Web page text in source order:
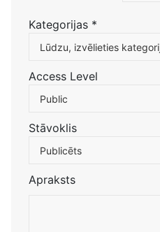
Kategorijas *
Atlasiet kategoriju, lai
Lūdzu, izvēlieties
Access Level
Public
Stāvoklis
Publicēts
Apraksts